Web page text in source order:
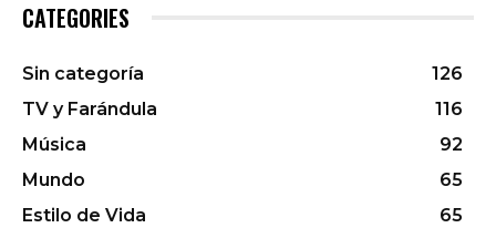
CATEGORIES
Sin categoría
126
TV y Farándula
116
Música
92
Mundo
65
Estilo de Vida
65